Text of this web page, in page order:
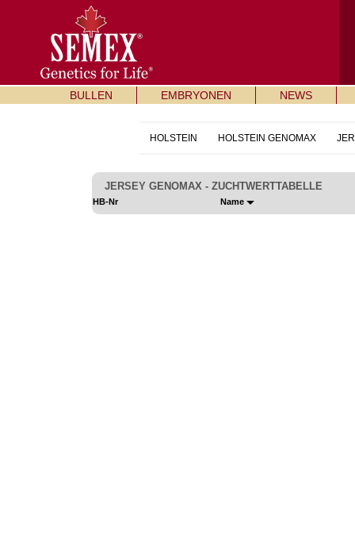
BULLEN EMBRYONEN NEWS
HOLSTEIN HOLSTEIN GENOMAX
JERSEY GENOMAX - ZUCHTWERTTABELLE
HB-Nr Name